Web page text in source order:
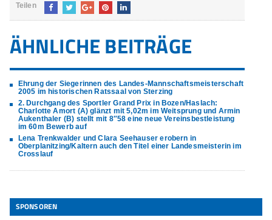
Teilen
ÄHNLICHE BEITRÄGE
Ehrung der Siegerinnen des Landes-Mannschaftsmeisterschaft
2005 im historischen Ratssaal von Sterzing
2. Durchgang des Sportler Grand Prix in Bozen/Haslach:
Charlotte Amort (A) glänzt mit 5,02m im Weitsprung und Armin
Aukenthaler (B) stellt mit 8″58 eine neue Vereinsbestleistung
im 60m Bewerb auf
Lena Trenkwalder und Clara Seehauser erobern in
Oberplanitzing/Kaltern auch den Titel einer Landesmeisterin im
Crosslauf
SPONSOREN